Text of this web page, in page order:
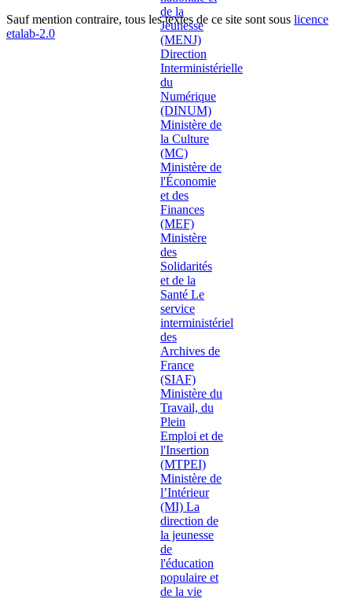
Sauf mention contraire, tous les textes de ce site sont sous licence
etalab-2.0